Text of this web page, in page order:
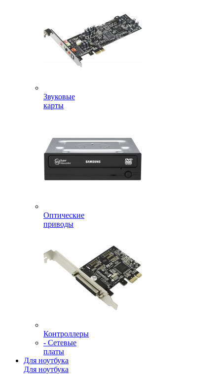
Звуковые
карты
Оптические
приводы
Контроллеры
- Сетевые
платы
Для ноутбука
Для ноутбука